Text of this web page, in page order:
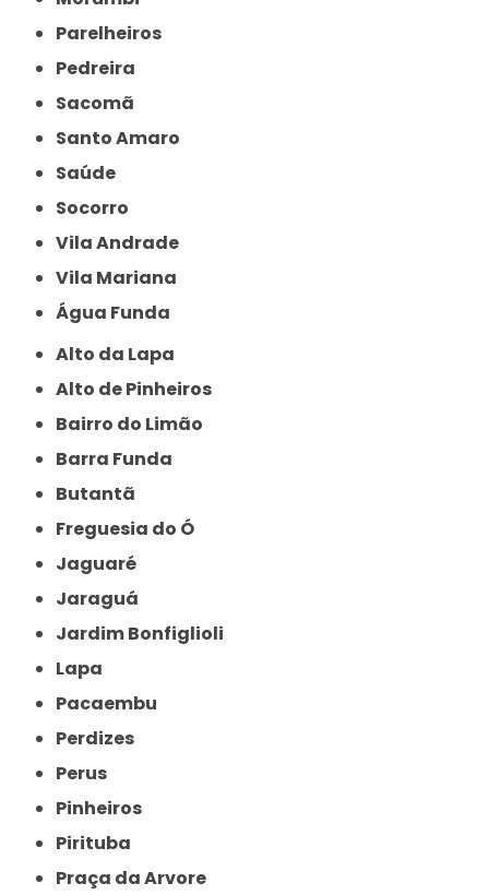
Parelheiros
Pedreira
Sacomã
Santo Amaro
Saúde
Socorro
Vila Andrade
Vila Mariana
Água Funda
Alto da Lapa
Alto de Pinheiros
Bairro do Limão
Barra Funda
Butantã
Freguesia do Ó
Jaguaré
Jaraguá
Jardim Bonfiglioli
Lapa
Pacaembu
Perdizes
Perus
Pinheiros
Pirituba
Praça da Arvore